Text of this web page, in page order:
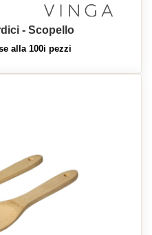
- Scopello
alla 100i pezzi